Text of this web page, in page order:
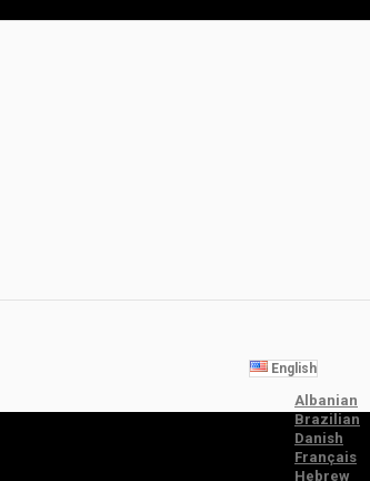
English
Albanian
Brazilian
Danish
Français
Hebrew